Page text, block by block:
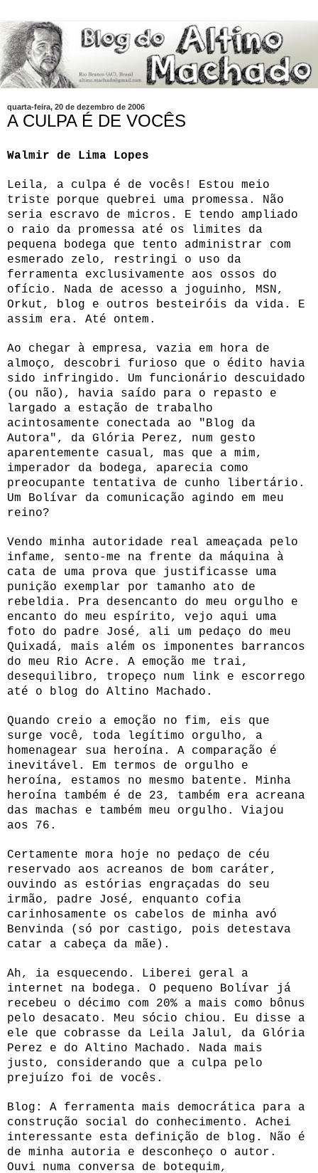
quarta-feira, 20 de dezembro de 2006
A CULPA É DE VOCÊS
Walmir de Lima Lopes
Leila, a culpa é de vocês! Estou meio
triste porque quebrei uma promessa. Não
seria escravo de micros. E tendo ampliado
o raio da promessa até os limites da
pequena bodega que tento administrar com
esmerado zelo, restringi o uso da
ferramenta exclusivamente aos ossos do
ofício. Nada de acesso a joguinho, MSN,
Orkut, blog e outros besteiróis da vida. E
assim era. Até ontem.
Ao chegar à empresa, vazia em hora de
almoço, descobri furioso que o édito havia
sido infringido. Um funcionário descuidado
(ou não), havia saído para o repasto e
largado a estação de trabalho
acintosamente conectada ao "Blog da
Autora", da Glória Perez, num gesto
aparentemente casual, mas que a mim,
imperador da bodega, aparecia como
preocupante tentativa de cunho libertário.
Um Bolívar da comunicação agindo em meu
reino?
Vendo minha autoridade real ameaçada pelo
infame, sento-me na frente da máquina à
cata de uma prova que justificasse uma
punição exemplar por tamanho ato de
rebeldia. Pra desencanto do meu orgulho e
encanto do meu espírito, vejo aqui uma
foto do padre José, ali um pedaço do meu
Quixadá, mais além os imponentes barrancos
do meu Rio Acre. A emoção me trai,
desequilibro, tropeço num link e escorrego
até o blog do Altino Machado.
Quando creio a emoção no fim, eis que
surge você, toda legítimo orgulho, a
homenagear sua heroína. A comparação é
inevitável. Em termos de orgulho e
heroína, estamos no mesmo batente. Minha
heroína também é de 23, também era acreana
das machas e também meu orgulho. Viajou
aos 76.
Certamente mora hoje no pedaço de céu
reservado aos acreanos de bom caráter,
ouvindo as estórias engraçadas do seu
irmão, padre José, enquanto cofia
carinhosamente os cabelos de minha avó
Benvinda (só por castigo, pois detestava
catar a cabeça da mãe).
Ah, ia esquecendo. Liberei geral a
internet na bodega. O pequeno Bolívar já
recebeu o décimo com 20% a mais como bônus
pelo desacato. Meu sócio chiou. Eu disse a
ele que cobrasse da Leila Jalul, da Glória
Perez e do Altino Machado. Nada mais
justo, considerando que a culpa pelo
prejuízo foi de vocês.
Blog: A ferramenta mais democrática para a
construção social do conhecimento. Achei
interessante esta definição de blog. Não é
de minha autoria e desconheço o autor.
Ouvi numa conversa de botequim,